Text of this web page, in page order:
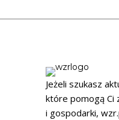
Jeżeli szukasz
które pomogą Ci
i gospodarki,